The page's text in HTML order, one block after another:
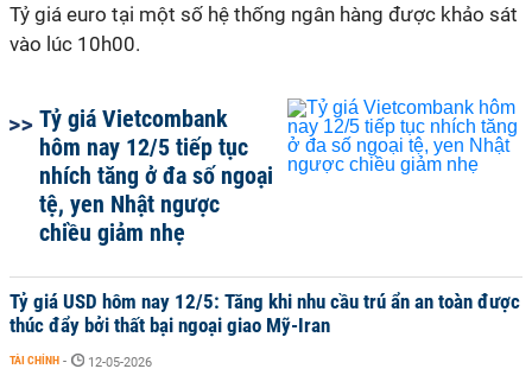
Tỷ giá euro tại một số hệ thống ngân hàng được khảo sát
vào lúc 10h00.
Tỷ giá Vietcombank
hôm nay 12/5 tiếp tục
nhích tăng ở đa số ngoại
tệ, yen Nhật ngược
chiều giảm nhẹ
Tỷ giá USD hôm nay 12/5: Tăng khi nhu cầu trú ẩn an toàn được
thúc đẩy bởi thất bại ngoại giao Mỹ-Iran
TÀI CHÍNH - 12-05-2026